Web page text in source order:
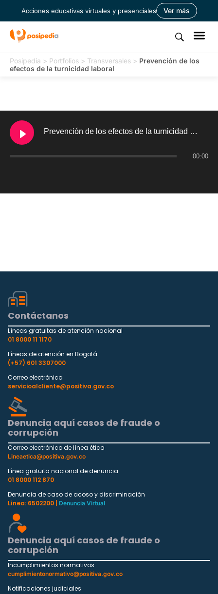
Acciones educativas virtuales y presenciales Ver más
Posipedia > Portfolios > Transversales > Prevención de los
efectos de la turnicidad laboral
Prevención de los efectos de la turnicidad laboral
00:00
Contáctanos
Líneas gratuitas de atención nacional
01 8000 11 1170
Líneas de atención en Bogotá
(+57) 601 3307000
Correo electrónico
servicioalcliente@positiva.gov.co
Denuncia aquí casos de fraude o
corrupción
Correo electrónico de línea ética
Lineaetica@positiva.gov.co
Línea gratuita nacional de denuncia
01 8000 112 870
Denuncia de caso de acoso y discriminación
Línea: 6502200 |
Denuncia Virtual
Denuncia aquí casos de fraude o
corrupción
Incumplimientos normativos
cumplimientonormativo@positiva.gov.co
Notificaciones judiciales